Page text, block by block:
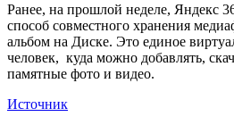
Ранее, на прошлой неделе, Яндекс
способ совместного хранения
альбом на Диске. Это единое
человек, куда можно добавлять,
памятные фото и видео.
Источник